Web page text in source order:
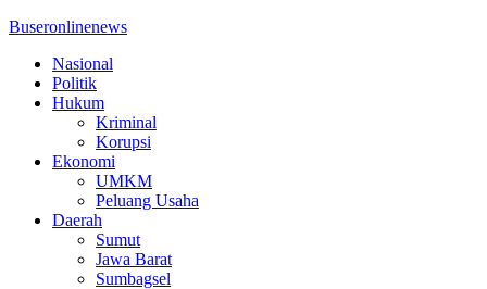
Buseronlinenews
Nasional
Politik
Hukum
Kriminal
Korupsi
Ekonomi
UMKM
Peluang Usaha
Daerah
Sumut
Jawa Barat
Sumbagsel